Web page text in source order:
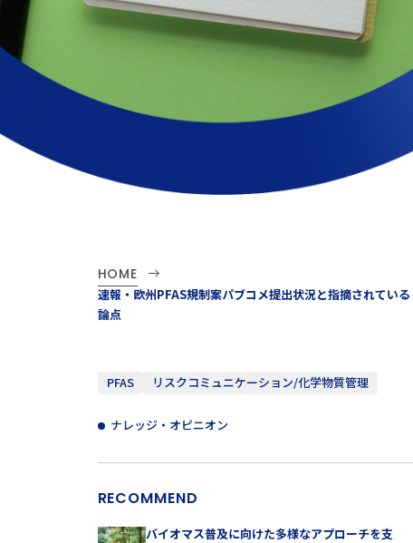
HOME
速報・欧州PFAS規制案パブコメ提出状況と指摘されている
論点
PFAS リスクコミュニケーション/化学物質管理
ナレッジ・オピニオン
RECOMMEND
バイオマス普及に向けた多様なアプローチを支